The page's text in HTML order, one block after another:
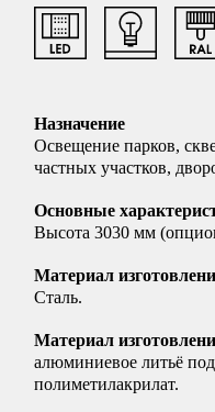
Назначение
Освещение парков,
частных участков,
Основные
Высота 3030 мм
Материал
Сталь.
Материал
алюминиевое литьё
полиметилакрилат.